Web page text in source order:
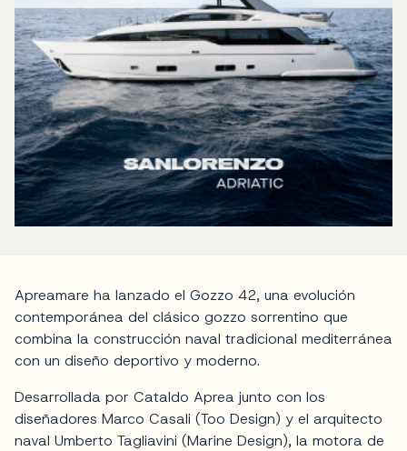
Apreamare ha lanzado el Gozzo 42, una evolución
contemporánea del clásico gozzo sorrentino que
combina la construcción naval tradicional mediterránea
con un diseño deportivo y moderno.
Desarrollada por Cataldo Aprea junto con los
diseñadores Marco Casali (Too Design) y el arquitecto
naval Umberto Tagliavini (Marine Design), la motora de